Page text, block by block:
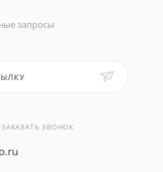
запросы
ЗАКАЗАТЬ ЗВОНОК